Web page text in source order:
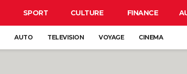
SPORT CULTURE FINANCE
AUTO TELEVISION VOYAGE CINEMA